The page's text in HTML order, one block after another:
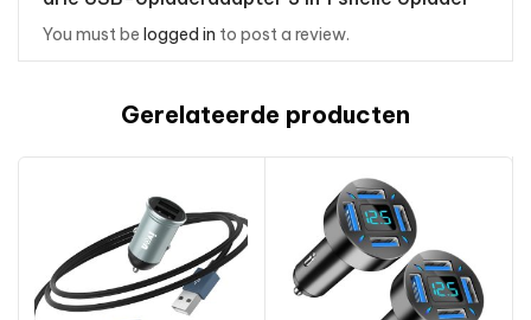
You must be logged in to post a review.
Gerelateerde producten